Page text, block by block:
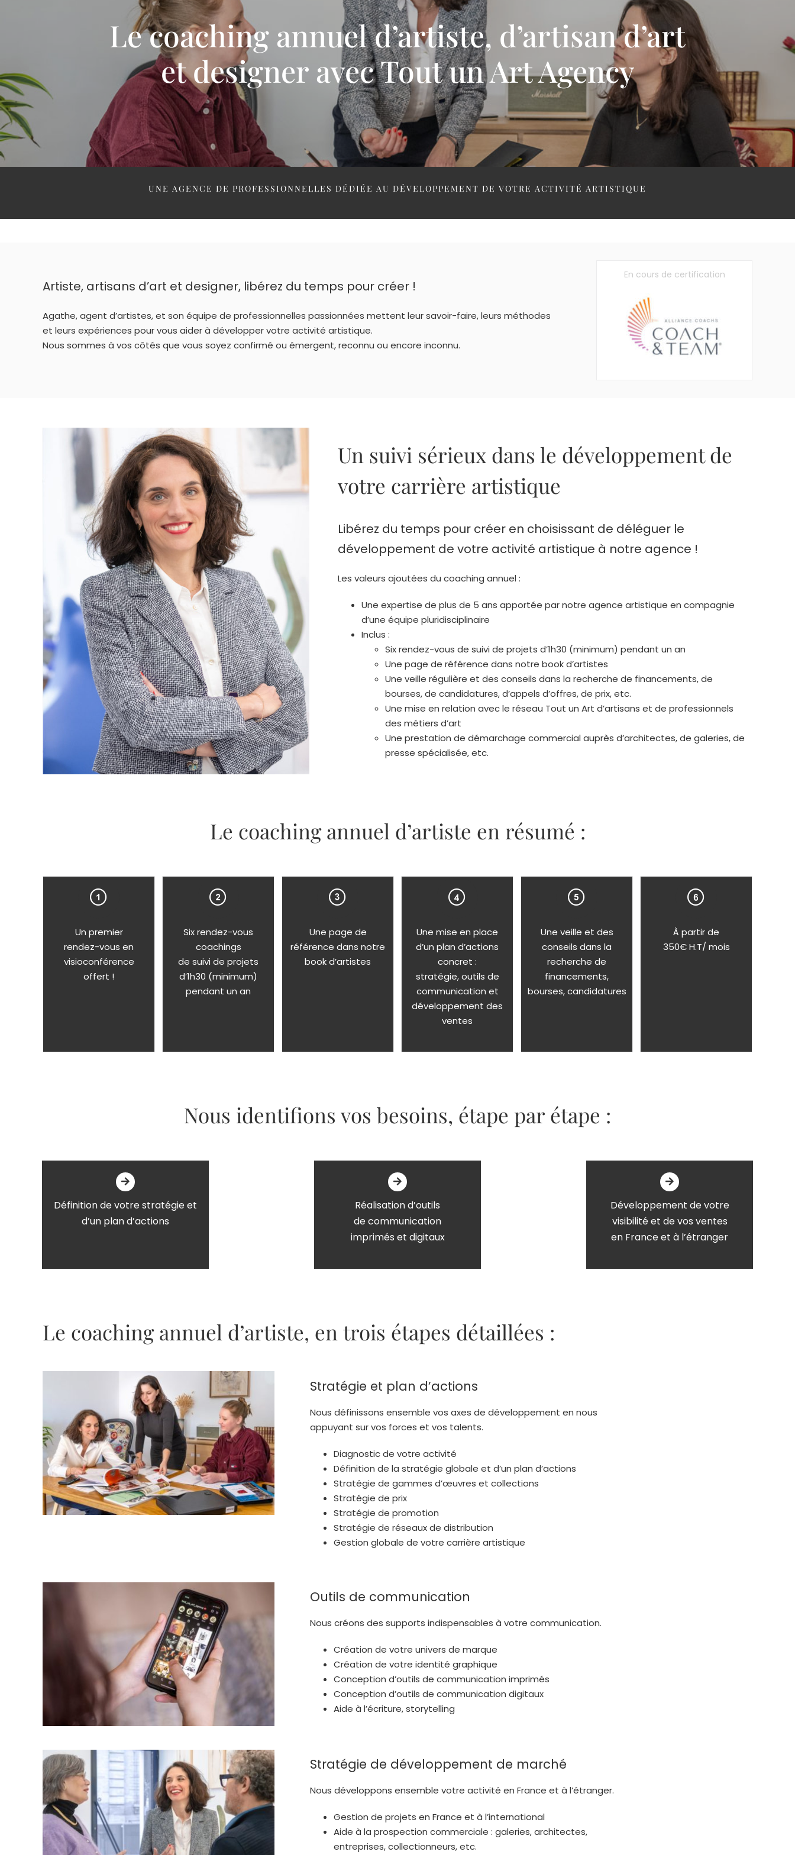
Le coaching annuel d’artiste, d’artisan d’art
et designer avec Tout un Art Agency
UNE AGENCE DE PROFESSIONNELLES DÉDIÉE AU DÉVELOPPEMENT DE VOTRE ACTIVITÉ ARTISTIQUE
Artiste, artisans d’art et designer, libérez du temps pour créer !
Agathe,agent d’artistes, et son équipe de professionnelles passionnées mettent leur savoir-faire, leurs méthodes
et leurs expériences pour vous aider à développer votre activité artistique.
Nous sommes à vos côtés que vous soyez confirmé ou émergent, reconnu ou encore inconnu.
En cours de certification
Un suivi sérieux dans le développement de
votre carrière artistique
Libérez du temps pour créer en choisissant de déléguer le
développement de votre activité artistique à notre agence !
Les valeurs ajoutées du coaching annuel :
Une expertise de plus de 5 ans apportée par notre agence artistique en compagnie
d’une équipe pluridisciplinaire
Inclus :
Six rendez-vous de suivi de projets d’1h30 (minimum) pendant un an
Une page de référence dans notre book d’artistes
Une veille régulière et des conseils dans la recherche de financements, de
bourses, de candidatures, d’appels d’offres, de prix, etc.
Une miseen relation avec le réseau Tout un Art d’artisans et de professionnels
des métiers d’art
Une prestation de démarchage commercial auprès d’architectes, de galeries, de
presse spécialisée, etc.
Le coaching annuel d’artiste en résumé :
Un premier
rendez-vous en
visioconférence
offert !
Six rendez-vous
coachings
de suivi de projets
d’1h30 (minimum)
pendant un an
Une page de
référence dans notre
book d’artistes
Une mise en place
d’un plan d’actions
concret :
stratégie, outils de
communication et
développement des
ventes
Une veille et des
conseils dans la
recherche de
financements,
bourses, candidatures
À partir de
350€ H.T/ mois
Nous identifions vos besoins, étape par étape :
Définition de votre stratégie et
d’un plan d’actions
Réalisation d’outils
de communication
imprimés et digitaux
Développement devotre
visibilitéet de vos ventes
en France et à l’étranger
Le coaching annuel d’artiste, en trois étapes détaillées :
Stratégie et plan d’actions
Nous définissons ensemble vos axes de développement en nous
appuyant sur vos forces et vos talents.
Diagnostic de votre activité
Définition de la stratégie globale et d’un plan d’actions
Stratégie de gammes d’œuvres et collections
Stratégie de prix
Stratégie de promotion
Stratégie de réseaux de distribution
Gestion globale de votre carrière artistique
Outils de communication
Nous créons des supports indispensables à votre communication.
Création de votre univers de marque
Création de votre identité graphique
Conception d’outils de communication imprimés
Conception d’outils de communication digitaux
Aide à l’écriture, storytelling
Stratégie de développement de marché
Nous développons ensemble votre activité en France et à l’étranger.
Gestion de projets en France et à l’international
Aide à la prospection commerciale : galeries, architectes,
entreprises, collectionneurs, etc.